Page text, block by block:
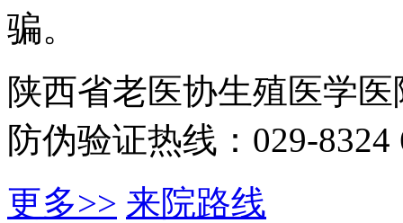
骗。
陕西省老医协生殖医学医
防伪验证热线：029-8324
更多>> 来院路线